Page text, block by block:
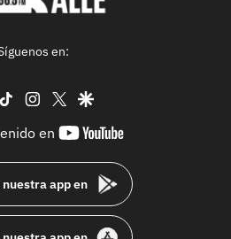
en:
tiktok instagram
twittergoogle
en
youtube-
app en